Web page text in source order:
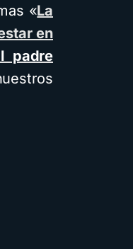
«La
en
padre